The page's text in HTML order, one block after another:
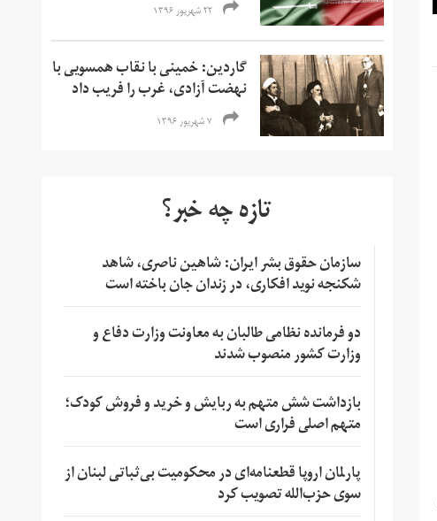
۲۲ شهریور ۱۳۹۶
گاردین: خمینی با نقاب همسویی با
نهضت آزادی، غرب را فریب داد
۷ شهریور ۱۳۹۶
تازه چه خبر؟
سازمان حقوق بشر ایران: شاهین ناصری، شاهد
شکنجه نوید افکاری، در زندان جان باخته است
دو فرمانده نظامی طالبان به معاونت وزارت دفاع و
وزارت کشور منصوب شدند
بازداشت شش متهم به ربایش و خرید و فروش کودک؛
متهم اصلی فراری است
پارلمان اروپا قطعنامه‌ای در محکومیت بی‌ثباتی لبنان از
سوی حزب‌الله تصویب کرد